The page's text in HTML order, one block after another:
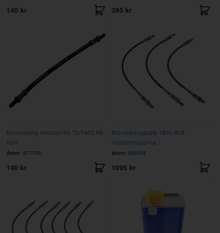
140 kr 395 kr
Bromsslang Amazon 65-70/1800 69-
fram
Artnr: 671799
140 kr
Bromsslangssats 1800 B18 -
metallomspunna
Artnr: 600104
1095 kr